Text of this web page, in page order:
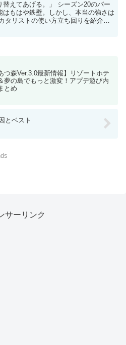
替えてあげる。」 シーズン20のパー
もはや鉄壁。しかし、本当の強さは
タリストの使い方立ち回りを紹介し
つ森Ver.3.0最新情報】リゾートホテ
夢の島でもっと激変！アプデ遊び内
とめ
とベスト
サーリンク